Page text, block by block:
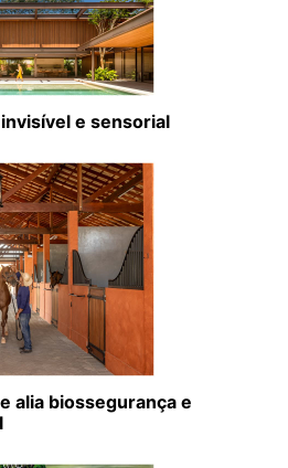
e sensorial
alia biossegurança e